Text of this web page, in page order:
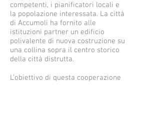
competenti, i pianificatori locali e
la popolazione interessata. La città
di Accumoli ha fornito alle
istituzioni partner un edificio
polivalente di nuova costruzione su
una collina sopra il centro storico
della città distrutta.
L'obiettivo di questa cooperazione